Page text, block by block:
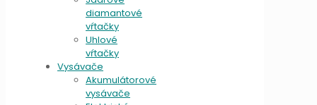
diamantové
vŕtačky
Uhlové
vŕtačky
Vysávače
Akumulátorové
vysávače